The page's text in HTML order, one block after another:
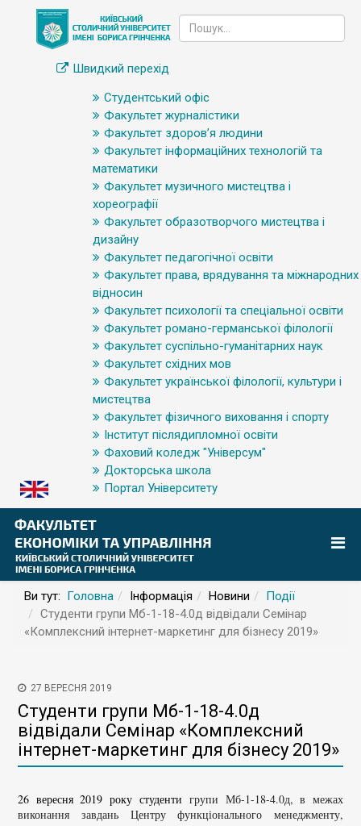
Швидкий перехід
Студентський офіс
Факультет журналістики
Факультет здоров’я людини
Факультет інформаційних технологій та
математики
Факультет музичного мистецтва і
хореографії
Факультет образотворчого мистецтва і
дизайну
Факультет педагогічної освіти
Факультет права, врядування та міжнародних
відносин
Факультет психології та спеціальної освіти
Факультет романо-германської філології
Факультет суспільно-гуманітарних наук
Факультет східних мов
Факультет української філології, культури і
мистецтва
Факультет фізичного виховання і спорту
Інститут післядипломної освіти
Фаховий коледж "Універсум"
Докторська школа
Портал Університету
Ви тут: Головна Інформація Новини
Події
Студенти групи Мб-1-18-4.0д відвідали Семінар
«Комплексний інтернет-маркетинг для бізнесу 2019»
27 ВЕРЕСНЯ 2019
Студенти групи Мб-1-18-4.0д
відвідали Семінар «Комплексний
інтернет-маркетинг для бізнесу 2019»
26 вересня 2019 року студенти групи Мб-1-18-4.0д, в межах
виконання завдань Центру функціонального менеджменту,